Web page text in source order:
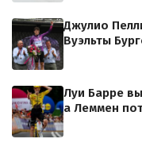
Джулио
Вуэльты
Луи Барре
а Леммен